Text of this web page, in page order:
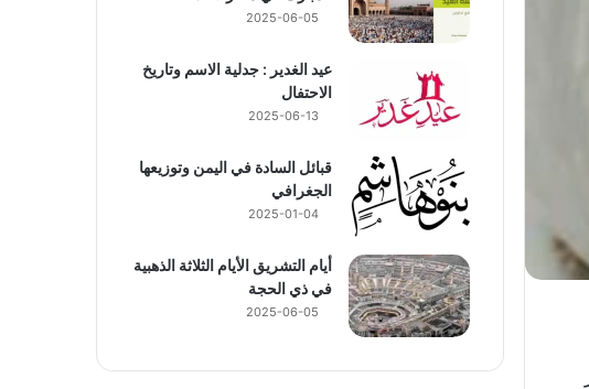
2025-06-05
عيد الغدير : جدلية الاسم وتاريخ
الاحتفال
2025-06-13
قبائل السادة في اليمن وتوزيعها
الجغرافي
2025-01-04
أيام التشريق الأيام الثلاثة الذهبية
في ذي الحجة
2025-06-05